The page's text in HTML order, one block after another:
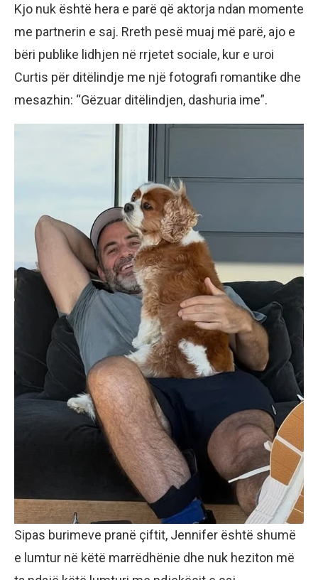
Kjo nuk është hera e parë që aktorja ndan momente
me partnerin e saj. Rreth pesë muaj më parë, ajo e
bëri publike lidhjen në rrjetet sociale, kur e uroi
Curtis për ditëlindje me një fotografi romantike dhe
mesazhin: “Gëzuar ditëlindjen, dashuria ime”.
Sipas burimeve pranë çiftit, Jennifer është shumë
e lumtur në këtë marrëdhënie dhe nuk heziton më